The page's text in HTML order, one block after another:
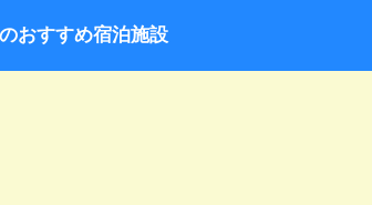
おすすめ宿泊施設